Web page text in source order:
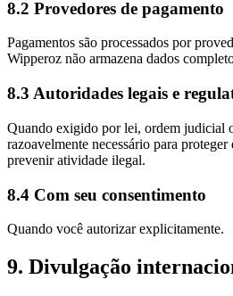
8.2 Provedores de pagamento
Pagamentos são processados por
Wipperoz não armazena dados
8.3 Autoridades legais e
Quando exigido por lei, ordem judicial
razoavelmente necessário para
prevenir atividade ilegal.
8.4 Com seu consentimento
Quando você autorizar explicitamente.
9. Divulgação